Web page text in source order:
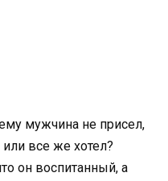
мужчина не присел,
или все же хотел?
он воспитанный, а